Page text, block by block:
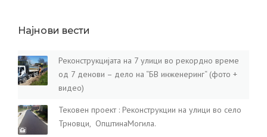
Најнови вести
Реконструкцијата на 7 улици во рекордно време
од 7 денови – дело на “БВ инженеринг“ (фото +
видео)
Тековен проект : Реконструкции на улици во село
Трновци, ОпштинаМогила.